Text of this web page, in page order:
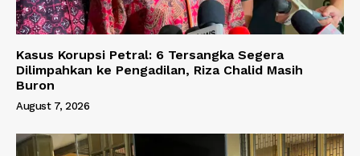
Kasus Korupsi Petral: 6 Tersangka Segera
Dilimpahkan ke Pengadilan, Riza Chalid Masih
Buron
August 7, 2026